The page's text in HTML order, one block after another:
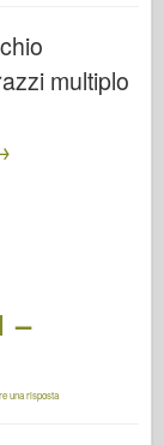
multiplo
–
una risposta